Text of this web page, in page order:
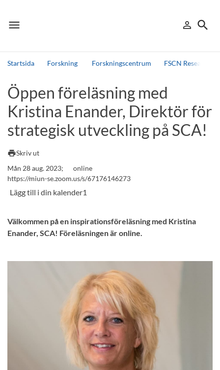
menu
Meny person_outline
Logga in
search
Sök
Startsida Forskning Forskningscentrum FSCN Research
Sök
Andra söktjänster
Detta är vår testmiljö - endast testdata
Öppen föreläsning med
Kristina Enander, Direktör för
strategisk utveckling på SCA!
printSkriv ut
Mån 28 aug. 2023;
online
https://miun-se.zoom.us/s/67176146273
Välkommen på en inspirationsföreläsning med Kristina
Enander, SCA! Föreläsningen är online.